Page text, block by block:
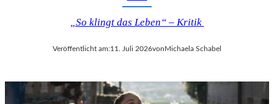
„So klingt das Leben“ – Kritik
Veröffentlicht am:11. Juli 2026vonMichaela Schabel